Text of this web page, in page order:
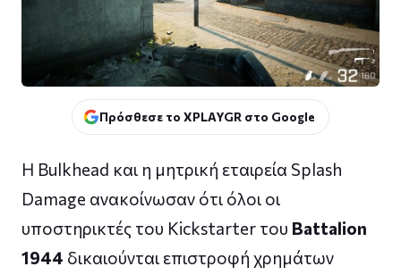
Πρόσθεσε το XPLAYGR στο Google
Η Bulkhead και η μητρική εταιρεία Splash
Damage ανακοίνωσαν ότι όλοι οι
υποστηρικτές του Kickstarter του Battalion
1944 δικαιούνται επιστροφή χρημάτων